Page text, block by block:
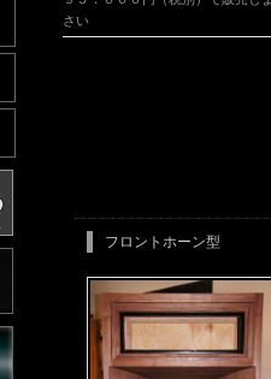
さい
フロントホーン型